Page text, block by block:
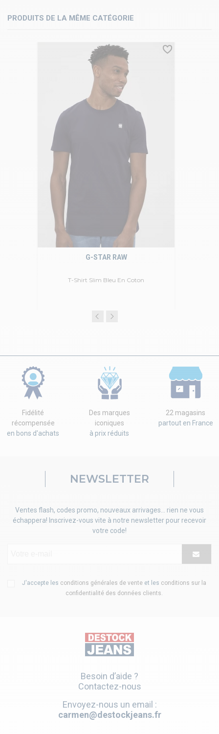
PRODUITS DE LA MÊME CATÉGORIE
T-Shirt Slim Bleu En Coton
G-STAR RAW
Fidélité
récompensée
en bons d'achats
Des marques
iconiques
à prix réduits
22 magasins
partout en France
NEWSLETTER
Ventes flash, codes promo, nouveaux arrivages... rien ne vous
échappera! Inscrivez-vous vite à notre newsletter pour recevoir
votre code!
J'accepte les conditions générales de vente et les conditions sur la
confidentialité des données clients
Besoin d’aide ?
Contactez-nous
Envoyez-nous un email :
carmen@destockjeans.fr